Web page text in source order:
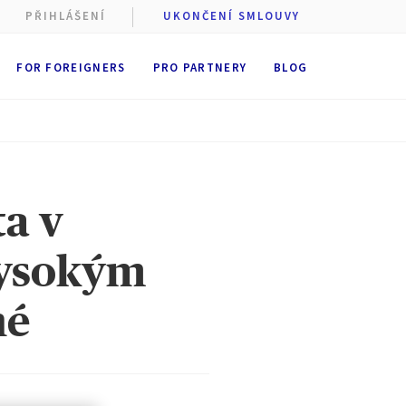
FOR FOREIGNERS PRO PARTNERY BLOG
PŘIHLÁŠENÍ UKONČENÍ SMLOUVY
v
AXA